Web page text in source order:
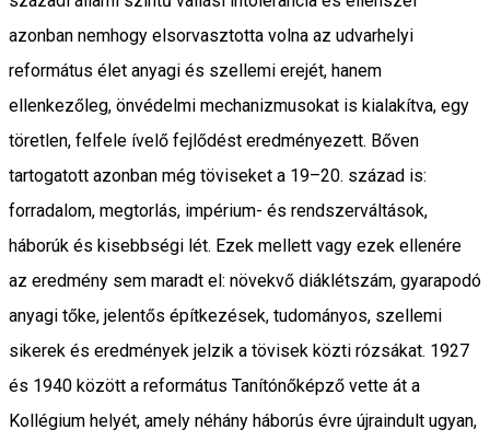
azonban nemhogy elsorvasztotta volna az udvarhelyi
református élet anyagi és szellemi erejét, hanem
ellenkezőleg, önvédelmi mechanizmusokat is kialakítva, egy
töretlen, felfele ívelő fejlődést eredményezett. Bőven
tartogatott azonban még töviseket a 19–20. század is:
forradalom, megtorlás, impérium- és rendszerváltások,
háborúk és kisebbségi lét. Ezek mellett vagy ezek ellenére
az eredmény sem maradt el: növekvő diáklétszám, gyarapodó
anyagi tőke, jelentős építkezések, tudományos, szellemi
sikerek és eredmények jelzik a tövisek közti rózsákat. 1927
és 1940 között a református Tanítónőképző vette át a
Kollégium helyét, amely néhány háborús évre újraindult ugyan,